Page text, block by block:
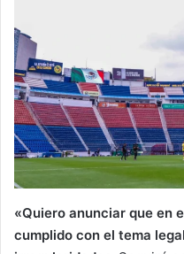
«Quiero anunciar que en
cumplido con el tema